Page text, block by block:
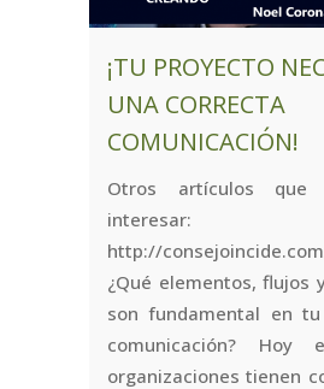
¡TU PROYECTO
UNA CORRECTA
COMUNICACIÓN!
Otros artículos que
interesar:
http://
¿Qué elementos, flujos
son fundamental en
comunicación?
organizaciones tienen